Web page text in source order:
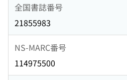
全国書誌番号
21855983
NS-MARC番号
114975500